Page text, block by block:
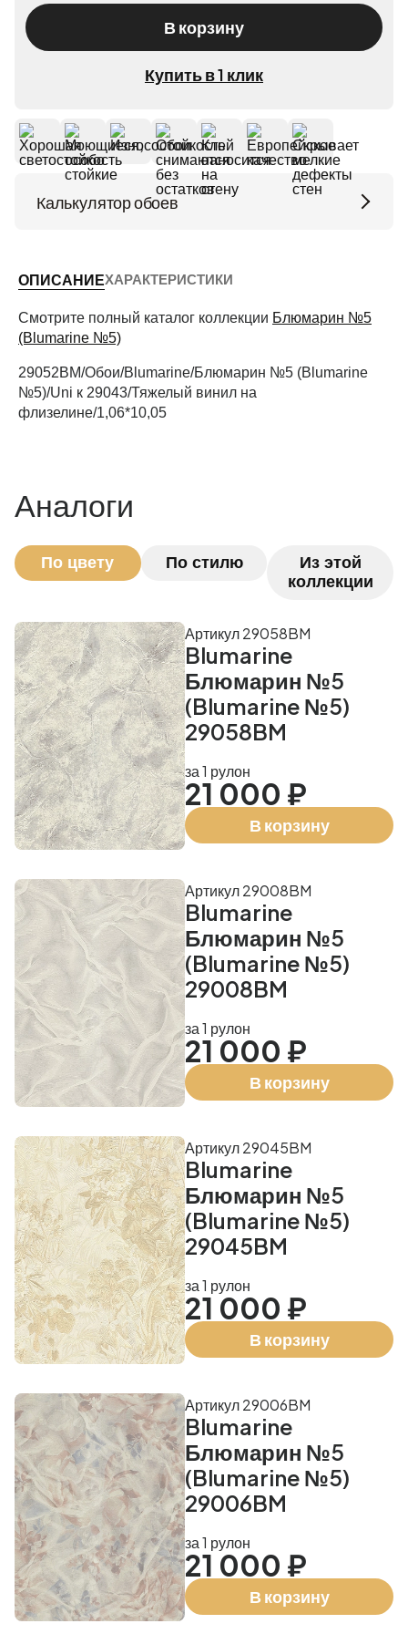
В корзину
Купить в 1 клик
Калькулятор обоев
Периметр комнаты (м)
Рассчитать
ОПИСАНИЕХАРАКТЕРИСТИКИ
Смотрите полный каталог коллекции Блюмарин №5
(Blumarine №5)
29052BM/Обои/Blumarine/Блюмарин №5 (Blumarine
№5)/Uni к 29043/Тяжелый винил на
флизелине/1,06*10,05
Аналоги
По цвету По стилю
Из этой
коллекции
Blumarine
Блюмарин №5
(Blumarine №5)
29058BM
Артикул 29058BM
за 1 рулон
21 000 ₽
В корзину
Blumarine
Блюмарин №5
(Blumarine №5)
29008BM
Артикул 29008BM
за 1 рулон
21 000 ₽
В корзину
Blumarine
Блюмарин №5
(Blumarine №5)
29045BM
Артикул 29045BM
за 1 рулон
21 000 ₽
В корзину
Blumarine
Блюмарин №5
(Blumarine №5)
29006BM
Артикул 29006BM
за 1 рулон
21 000 ₽
В корзину